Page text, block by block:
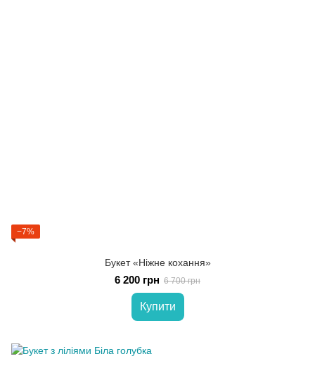
−7%
Букет «Ніжне кохання»
6 200 грн 6 700 грн
Купити